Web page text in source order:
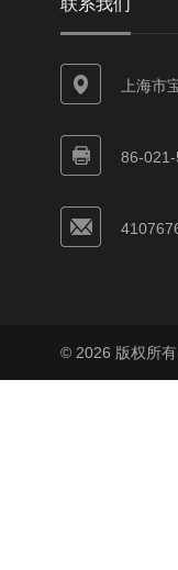
联系我们
上海市
86-
© 2026 版权所